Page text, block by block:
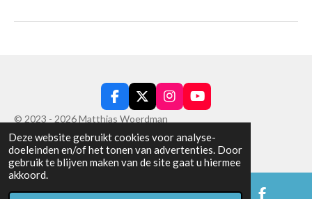
Deze website gebruikt cookies voor analyse-
doeleinden en/of het tonen van advertenties. Door
gebruik te blijven maken van de site gaat u hiermee
akkoord.
F
a
c
e
b
o
k
X
I
n
s
t
a
g
a
Y
o
u
T
u
b
© 2023 - 2026 Matthias Woerdman
Powered byJouwWeb